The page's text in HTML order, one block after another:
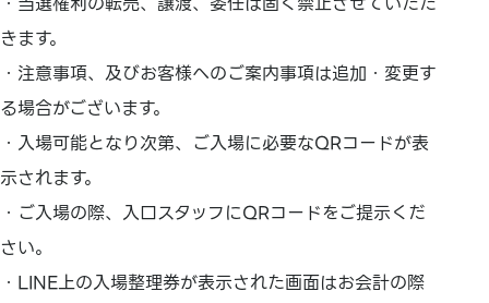
きます。
・注意事項、及びお客様へのご案内事項は追加・変更す
る場合がございます。
・入場可能となり次第、ご入場に必要なQRコードが表
示されます。
・ご入場の際、入口スタッフにQRコードをご提示くだ
さい。
・LINE上の入場整理券が表示された画面はお会計の際